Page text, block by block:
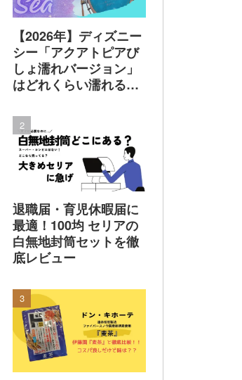
【2026年】ディズニー
シー「アクアトピアび
しょ濡れバージョン」
はどれくらい濡れる？
レインポンチョで乗っ
てみた 実体験でレビ
ュー
退職届・育児休暇届に
最適！100均 セリアの
白無地封筒セットを徹
底レビュー